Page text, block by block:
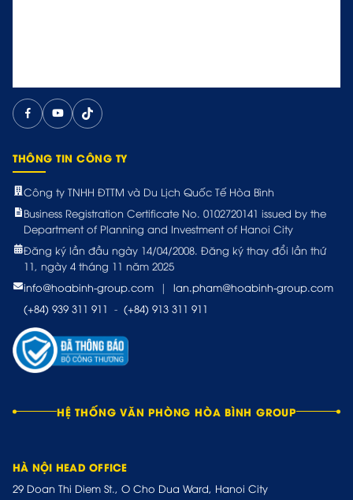
THÔNG TIN CÔNG TY
Công ty TNHH ĐTTM và Du Lịch Quốc Tế Hòa Bình
Business Registration Certificate No. 0102720141 issued by the
Department of Planning and Investment of Hanoi City
Đăng ký lần đầu ngày 14/04/2008. Đăng ký thay đổi lần thứ
11, ngày 4 tháng 11 năm 2025
info@hoabinh-group.com
|
lan.pham@hoabinh-group.com
(+84) 939 311 911 - (+84) 913 311 911
HỆ THỐNG VĂN PHÒNG HÒA BÌNH GROUP
HÀ NỘI HEAD OFFICE
29 Doan Thi Diem St., O Cho Dua Ward, Hanoi City